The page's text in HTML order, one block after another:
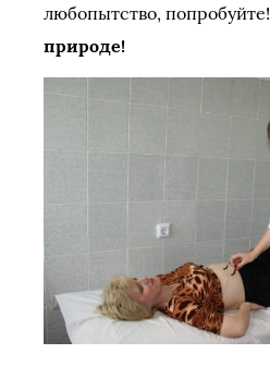
любопытство, попробуйте!
природе!